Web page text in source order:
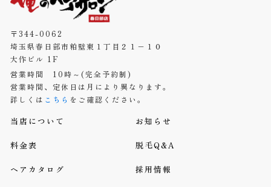
〒344-0062
埼玉県春日部市粕壁東１丁目２１−１０
大作ビル 1F
営業時間 10時～(完全予約制)
営業時間、定休日は月により異なります。
詳しくは こちら をご確認ください。
当店について
料金表
ヘアカタログ
お知らせ
脱毛Q&A
採用情報